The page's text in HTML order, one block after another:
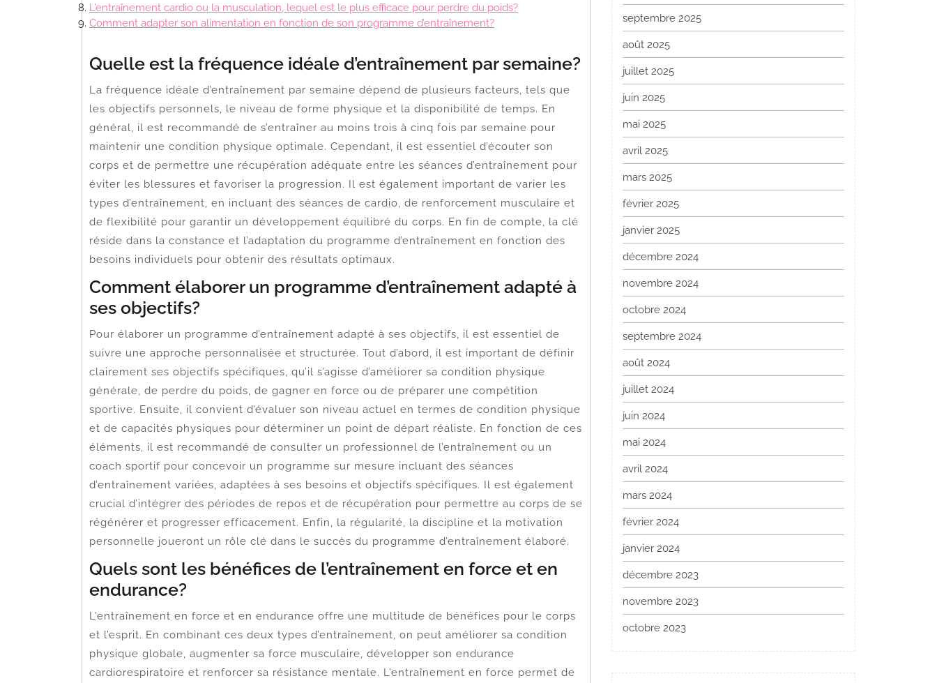
L’entraînement cardio ou la musculation, lequel est le plus efficace pour perdre du poids?
Comment adapter son alimentation en fonction de son programme d’entraînement?
Quelle est la fréquence idéale d’entraînement par semaine?
La fréquence idéale d’entraînement par semaine dépend de plusieurs facteurs, tels que
les objectifs personnels, le niveau de forme physique et la disponibilité de temps. En
général, il est recommandé de s’entraîner au moins trois à cinq fois par semaine pour
maintenir une condition physique optimale. Cependant, il est essentiel d’écouter son
corps et de permettre une récupération adéquate entre les séances d’entraînement pour
éviter les blessures et favoriser la progression. Il est également important de varier les
types d’entraînement, en incluant des séances de cardio, de renforcement musculaire et
de flexibilité pour garantir un développement équilibré du corps. En fin de compte, la clé
réside dans la constance et l’adaptation du programme d’entraînement en fonction des
besoins individuels pour obtenir des résultats optimaux.
Comment élaborer un programme d’entraînement adapté à
ses objectifs?
Pour élaborer un programme d’entraînement adapté à ses objectifs, il est essentiel de
suivre une approche personnalisée et structurée. Tout d’abord, il est important de définir
clairement ses objectifs spécifiques, qu’il s’agisse d’améliorer sa condition physique
générale, de perdre du poids, de gagner en force ou de préparer une compétition
sportive. Ensuite, il convient d’évaluer son niveau actuel en termes de condition physique
et de capacités physiques pour déterminer un point de départ réaliste. En fonction de ces
éléments, il est recommandé de consulter un professionnel de l’entraînement ou un
coach sportif pour concevoir un programme sur mesure incluant des séances
d’entraînement variées, adaptées à ses besoins et objectifs spécifiques. Il est également
crucial d’intégrer des périodes de repos et de récupération pour permettre au corps de se
régénérer et progresser efficacement. Enfin, la régularité, la discipline et la motivation
personnelle joueront un rôle clé dans le succès du programme d’entraînement élaboré.
Quels sont les bénéfices de l’entraînement en force et en
endurance?
L’entraînement en force et en endurance offre une multitude de bénéfices pour le corps
et l’esprit. En combinant ces deux types d’entraînement, on peut améliorer sa condition
physique globale, augmenter sa force musculaire, développer son endurance
cardiorespiratoire et renforcer sa résistance mentale. L’entraînement en force permet de
septembre 2025
août 2025
juillet 2025
juin 2025
mai 2025
avril 2025
mars 2025
février 2025
janvier 2025
décembre 2024
novembre 2024
octobre 2024
septembre 2024
août 2024
juillet 2024
juin 2024
mai 2024
avril 2024
mars 2024
février 2024
janvier 2024
décembre 2023
novembre 2023
octobre 2023